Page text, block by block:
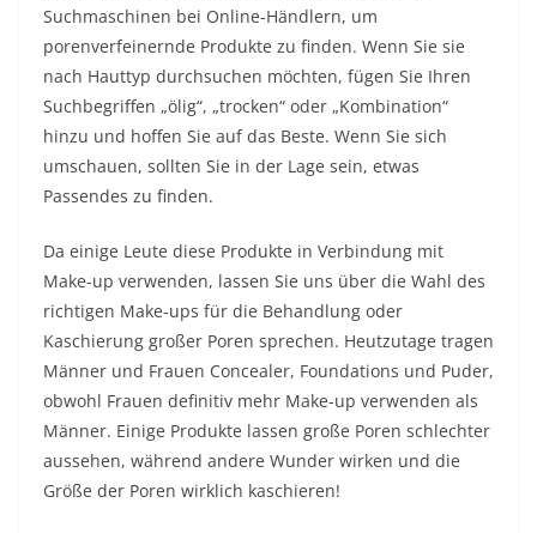
Suchmaschinen bei Online-Händlern, um
porenverfeinernde Produkte zu finden. Wenn Sie sie
nach Hauttyp durchsuchen möchten, fügen Sie Ihren
Suchbegriffen „ölig“, „trocken“ oder „Kombination“
hinzu und hoffen Sie auf das Beste. Wenn Sie sich
umschauen, sollten Sie in der Lage sein, etwas
Passendes zu finden.
Da einige Leute diese Produkte in Verbindung mit
Make-up verwenden, lassen Sie uns über die Wahl des
richtigen Make-ups für die Behandlung oder
Kaschierung großer Poren sprechen. Heutzutage tragen
Männer und Frauen Concealer, Foundations und Puder,
obwohl Frauen definitiv mehr Make-up verwenden als
Männer. Einige Produkte lassen große Poren schlechter
aussehen, während andere Wunder wirken und die
Größe der Poren wirklich kaschieren!